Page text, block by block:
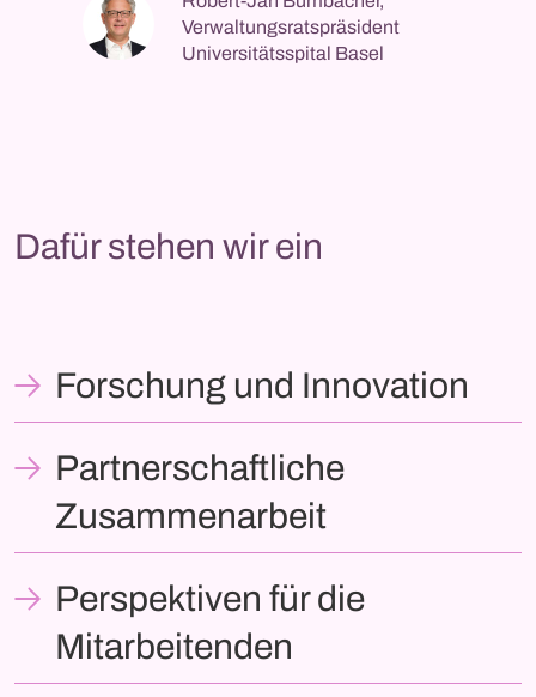
Verwaltungsratspräsident
Universitätsspital Basel
Dafür stehen wir ein
Forschung und Innovation
Partnerschaftliche
Zusammenarbeit
Perspektiven für die
Mitarbeitenden